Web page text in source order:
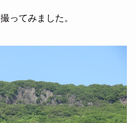
ってみました。